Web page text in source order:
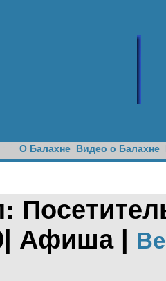
О Балахне Видео о Балахне
Афиша |